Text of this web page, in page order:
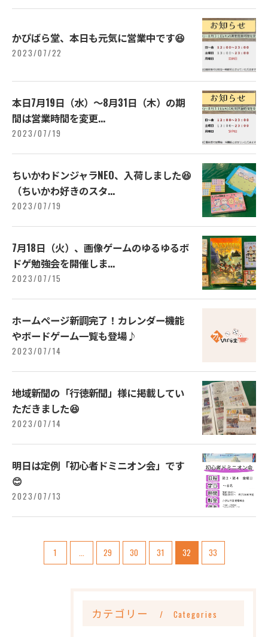
かぴばら堂、本日も元気に営業中です😆
2023/07/22
本日7月19日（水）〜8月31日（木）の期
間は営業時間を変更...
2023/07/19
ちいかわドンジャラNEO、入荷しました😆
（ちいかわ好きのスタ...
2023/07/19
7月18日（火）、画像ゲームのゆるゆるボ
ドゲ勉強会を開催しま...
2023/07/15
ホームページ新調完了！カレンダー機能
やボードゲーム一覧も登場♪
2023/07/14
地域新聞の「行徳新聞」様に掲載してい
ただきました😆
2023/07/14
明日は定例「初心者ドミニオン会」です
😊
2023/07/13
1 ... 29 30 31 32 33
カテゴリー Categories